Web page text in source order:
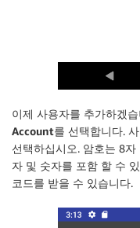
이제 사용자를 추가하겠
Account를 선택합니다.
선택하십시오. 암호는 8
자 및 숫자를 포함 할 수
코드를 받을 수 있습니다.